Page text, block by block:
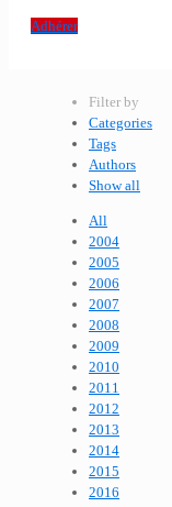
Adhérer
Filter by
Categories
Tags
Authors
Show all
All
2004
2005
2006
2007
2008
2009
2010
2011
2012
2013
2014
2015
2016